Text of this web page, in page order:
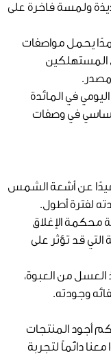
ولمسة فاخرة على
يحمل مواصفات
المستهلكين
في المائدة
أساسي في وصفات
عن أشعة الشمس
لفترة أطول.
محكمة الإغلاق
التي قد تؤثر على
من العبوة،
وجودته.
أجود المنتجات
دائماً لتجربة